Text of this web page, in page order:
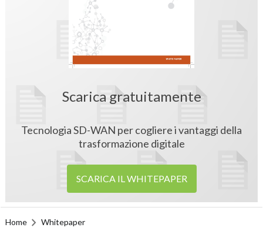
Scarica gratuitamente
Tecnologia SD-WAN per cogliere i vantaggi della
trasformazione digitale
SCARICA IL WHITEPAPER
Home Whitepaper